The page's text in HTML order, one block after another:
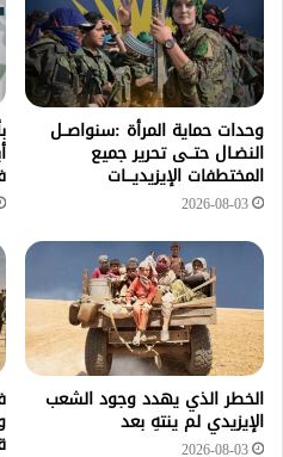
وحدات حماية المرأة :سنواصــل
النضـال حتــى تحرير جميع
المختطفات الإيزيديـــات
2026-08-03
الخطر الذي يهدد وجود الشعب
الإيزيدي لم ينتهِ بعد
2026-08-03